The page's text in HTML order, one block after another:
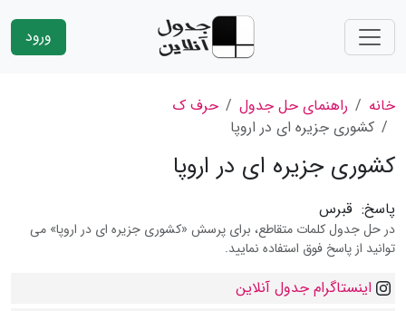
ورود
خانه راهنمای حل جدول
حرف ک
کشوری جزیره ای در اروپا
کشوری جزیره ای در اروپا
پاسخ: قبرس
در حل جدول کلمات متقاطع، برای پرسش «کشوری جزیره ای در اروپا» می
توانید از پاسخ فوق استفاده نمایید.
اینستاگرام جدول آنلاین